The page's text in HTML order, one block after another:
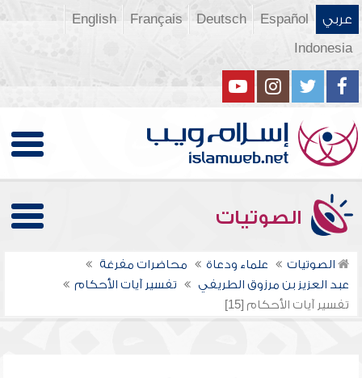
عربي Español
Deutsch
Français
English
Indonesia
الصوتيات
الصوتيات علماء ودعاة
محاضرات مفرغة
عبد العزيز بن مرزوق الطريفي
تفسير آيات الأحكام
تفسير آيات الأحكام [15]